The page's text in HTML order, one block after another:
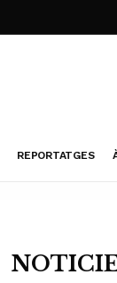
REPORTATGES